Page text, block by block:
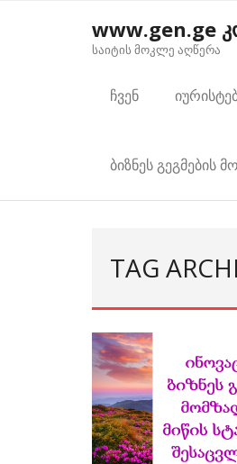
www.gen.ge
საიტის მოკლე აღწერა
ჩვენ
ბიზნეს
TAG